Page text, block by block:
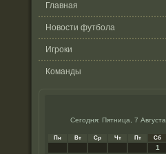
Главная
Новости футбола
Игроки
Команды
Сегодня: Пятница, 7 Августа
Пн Вт Ср Чт Пт Сб
1